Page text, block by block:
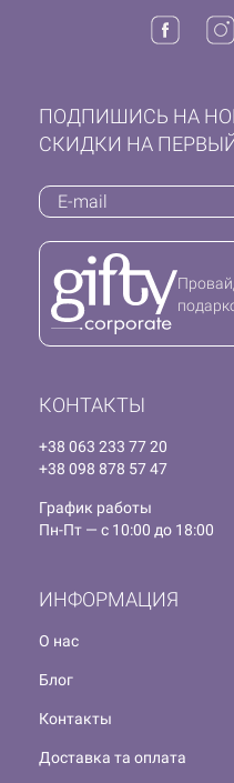
КОНТАКТЫ
+38 063 233 77 20
+38 098 878 57 47
График работы
Пн-Пт — с 10:00 до 18:00
ИНФОРМАЦИЯ
О нас
Блог
Контакты
Доставка та оплата
ПОДПИШИСЬ НА
СКИДКИ НА